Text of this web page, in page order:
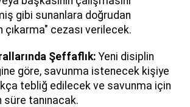
gibi sunanlara doğrudan
cezası verilecek.
Şeffaflık:Yeni disiplin
göre, savunma istenecek kişiye
tebliğ edilecek ve savunma için
süre tanınacak.